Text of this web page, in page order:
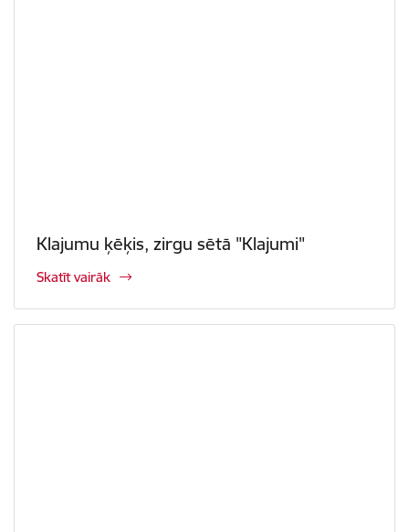
Klajumu ķēķis, zirgu sētā "Klajumi"
Skatīt vairāk